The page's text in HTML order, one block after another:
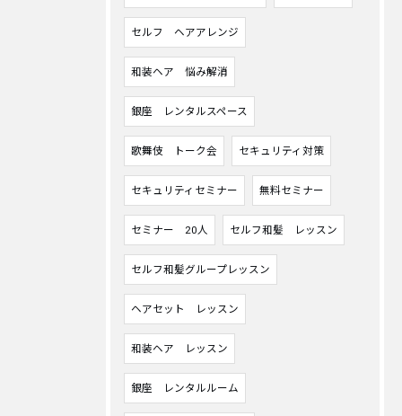
セルフ ヘアアレンジ
和装ヘア 悩み解消
銀座 レンタルスペース
歌舞伎 トーク会 セキュリティ対策
セキュリティセミナー 無料セミナー
セミナー 20人 セルフ和髪 レッスン
セルフ和髪グループレッスン
ヘアセット レッスン
和装ヘア レッスン
銀座 レンタルルーム